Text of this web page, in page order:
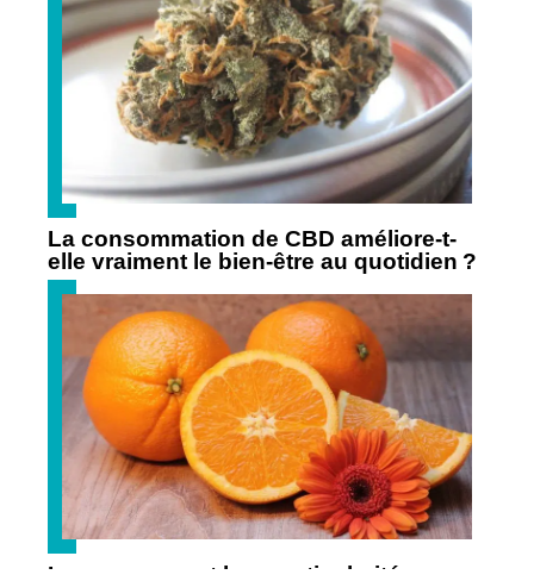
La consommation de CBD améliore-t-
elle vraiment le bien-être au quotidien ?
Les agrumes et leur particularité